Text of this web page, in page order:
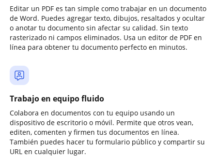
Editar un PDF es tan simple como trabajar en un documento
de Word. Puedes agregar texto, dibujos, resaltados y ocultar
o anotar tu documento sin afectar su calidad. Sin texto
rasterizado ni campos eliminados. Usa un editor de PDF en
línea para obtener tu documento perfecto en minutos.
Trabajo en equipo fluido
Colabora en documentos con tu equipo usando un
dispositivo de escritorio o móvil. Permite que otros vean,
editen, comenten y firmen tus documentos en línea.
También puedes hacer tu formulario público y compartir su
URL en cualquier lugar.